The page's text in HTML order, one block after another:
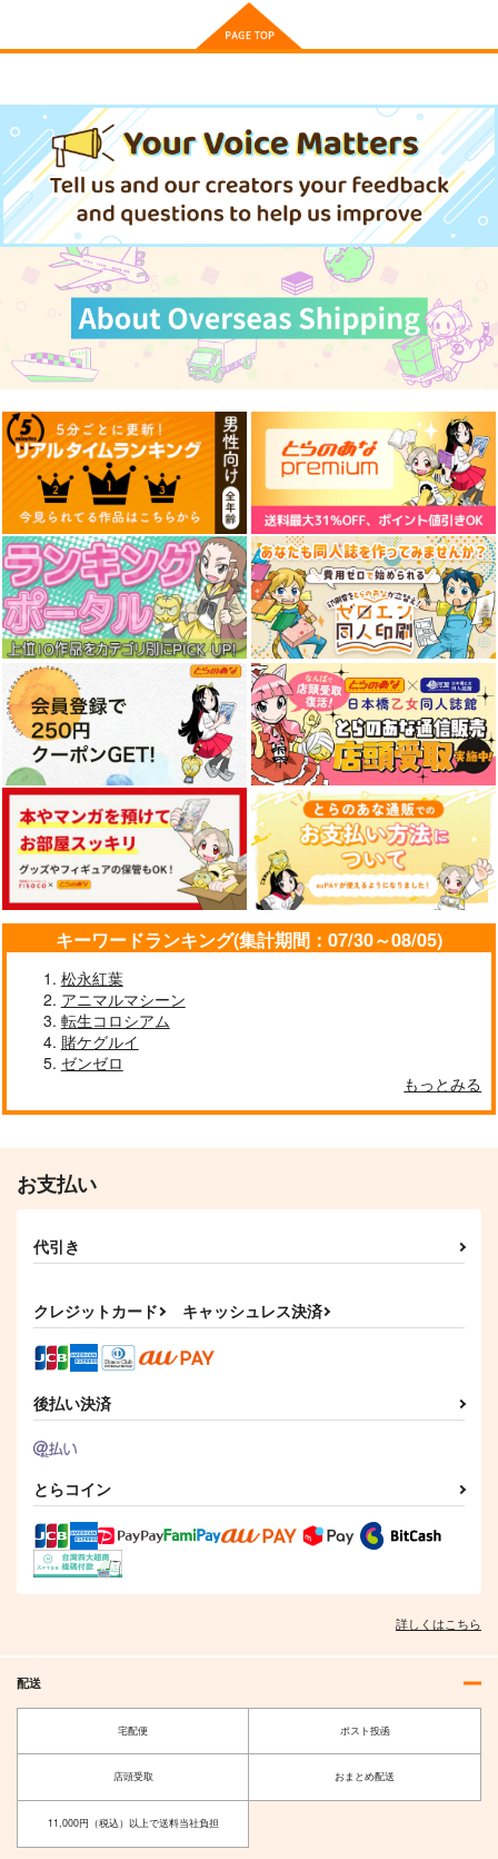
キーワードランキング(集計期間：07/30～08/05)
松永紅葉
アニマルマシーン
転生コロシアム
賭ケグルイ
ゼンゼロ
もっとみる
お支払い
代引き
クレジットカード キャッシュレス決済
後払い決済
とらコイン
詳しくはこちら
配送
宅配便 ポスト投函
店頭受取 おまとめ配送
11,000円（税込）以上で送料当社負担